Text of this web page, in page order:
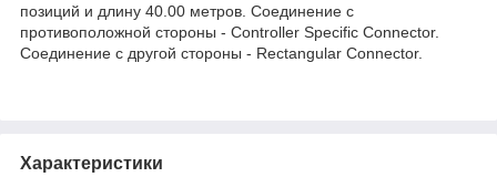
позиций и длину 40.00 метров. Соединение с
противоположной стороны - Controller Specific Connector.
Соединение с другой стороны - Rectangular Connector.
Характеристики